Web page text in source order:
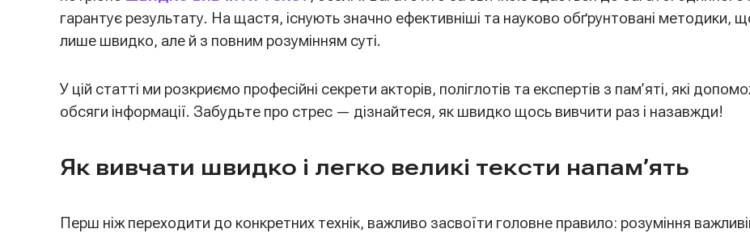
гарантує результату. На щастя, існують значно ефективніші та науково обґрунтовані методики,
лише швидко, але й з повним розумінням суті.
У цій статті ми розкриємо професійні секрети акторів, поліглотів та експертів з пам’яті, які
обсяги інформації. Забудьте про стрес — дізнайтеся, як швидко щось вивчити раз і назавжди!
Як вивчати швидко і легко великі тексти напам’ять
Перш ніж переходити до конкретних технік, важливо засвоїти головне правило: розуміння